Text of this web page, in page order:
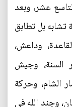
عشر، وبعد
بل تطابق
وداعش،
السنة، وجيش
الشام، وحركة
وجند الله في